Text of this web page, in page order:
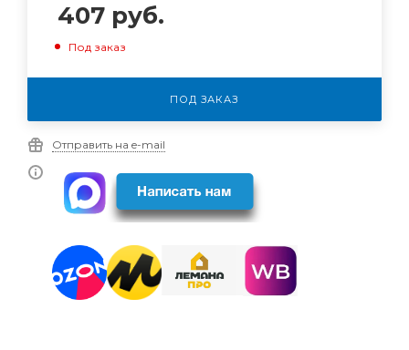
407 руб.
Под заказ
ПОД ЗАКАЗ
Отправить на e-mail